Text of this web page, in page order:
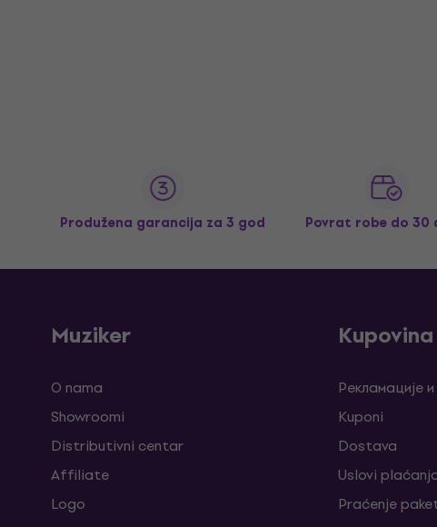
Produžena garancija za 3 god Povrat robe do 30
Muziker
O nama
Showroomi
Distributivni centar
Affiliate
Logo
Kupovina
Рекламације
Kuponi
Dostava
Uslovi
Praćenje